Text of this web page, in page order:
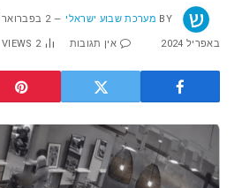
BY מערכת שבוע ישראלי 2 בפברואר 2024
באפריל 2024 אין תגובות 2
VIEWS